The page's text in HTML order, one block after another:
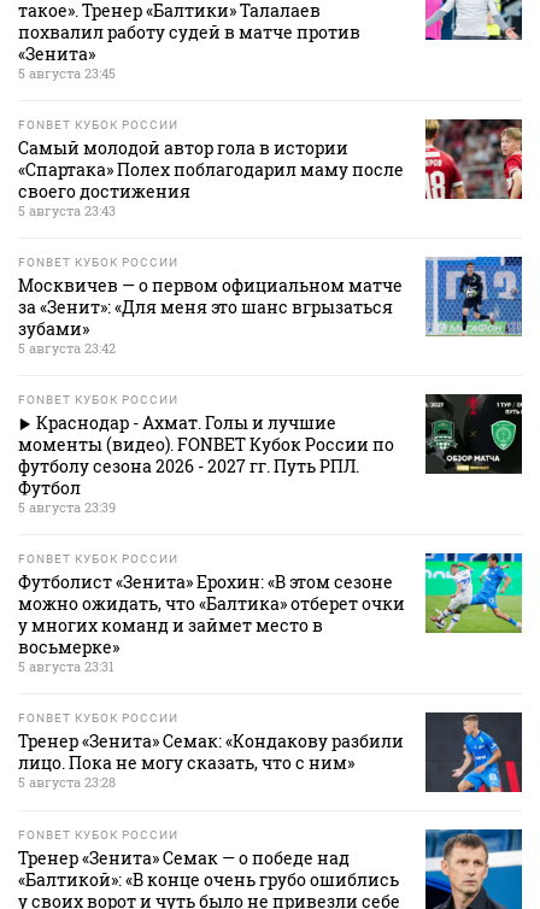
такое». Тренер «Балтики» Талалаев
похвалил работу судей в матче против
«Зенита»
5 августа 23:45
FONBET КУБОК РОССИИ
Самый молодой автор гола в истории
«Спартака» Полех поблагодарил маму после
своего достижения
5 августа 23:43
FONBET КУБОК РОССИИ
Москвичев — о первом официальном матче
за «Зенит»: «Для меня это шанс вгрызаться
зубами»
5 августа 23:42
FONBET КУБОК РОССИИ
Краснодар - Ахмат. Голы и лучшие
моменты (видео). FONBET Кубок России по
футболу сезона 2026 - 2027 гг. Путь РПЛ.
Футбол
5 августа 23:39
FONBET КУБОК РОССИИ
Футболист «Зенита» Ерохин: «В этом сезоне
можно ожидать, что «Балтика» отберет очки
у многих команд и займет место в
восьмерке»
5 августа 23:31
FONBET КУБОК РОССИИ
Тренер «Зенита» Семак: «Кондакову разбили
лицо. Пока не могу сказать, что с ним»
5 августа 23:28
FONBET КУБОК РОССИИ
Тренер «Зенита» Семак — о победе над
«Балтикой»: «В конце очень грубо ошиблись
у своих ворот и чуть было не привезли себе